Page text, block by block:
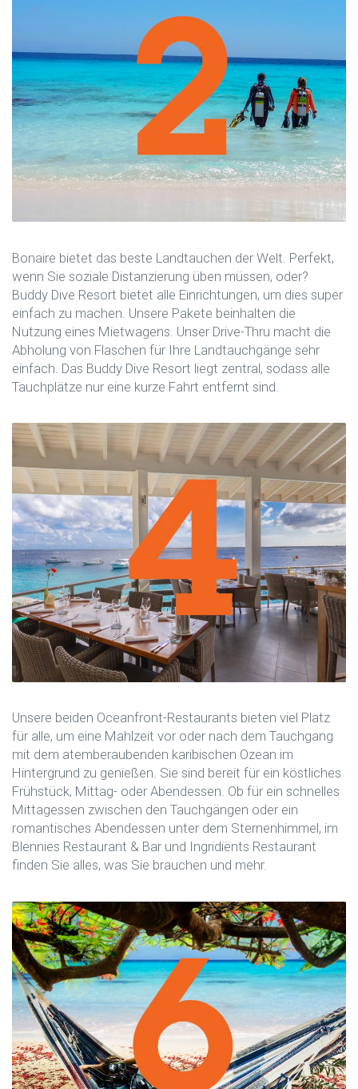
Bonaire bietet das beste Landtauchen der Welt. Perfekt,
wenn Sie soziale Distanzierung üben müssen, oder?
Buddy Dive Resort bietet alle Einrichtungen, um dies super
einfach zu machen. Unsere Pakete beinhalten die
Nutzung eines Mietwagens. Unser Drive-Thru macht die
Abholung von Flaschen für Ihre Landtauchgänge sehr
einfach. Das Buddy Dive Resort liegt zentral, sodass alle
Tauchplätze nur eine kurze Fahrt entfernt sind.
Unsere beiden Oceanfront-Restaurants bieten viel Platz
für alle, um eine Mahlzeit vor oder nach dem Tauchgang
mit dem atemberaubenden karibischen Ozean im
Hintergrund zu genießen. Sie sind bereit für ein köstliches
Frühstück, Mittag- oder Abendessen. Ob für ein schnelles
Mittagessen zwischen den Tauchgängen oder ein
romantisches Abendessen unter dem Sternenhimmel, im
Blennies Restaurant & Bar und Ingridiënts Restaurant
finden Sie alles, was Sie brauchen und mehr.